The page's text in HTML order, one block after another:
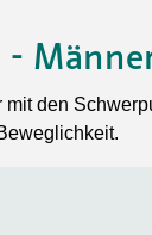
mit den